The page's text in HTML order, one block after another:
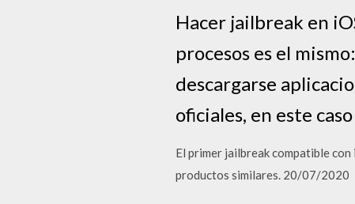
Hacer jailbreak en
procesos es el
descargarse
oficiales, en este
El primer jailbreak compatible
productos similares. 20/07/2020